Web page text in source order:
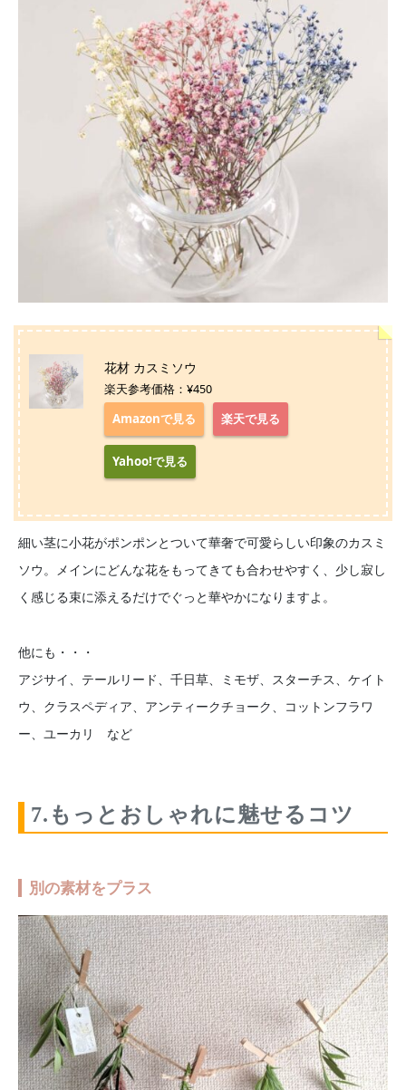
花材 カスミソウ
楽天参考価格：¥450
Amazonで見る 楽天で見る
Yahoo!で見る
細い茎に小花がポンポンとついて華奢で可愛らしい印象のカスミ
ソウ。メインにどんな花をもってきても合わせやすく、少し寂し
く感じる束に添えるだけでぐっと華やかになりますよ。
他にも・・・
アジサイ、テールリード、千日草、ミモザ、スターチス、ケイト
ウ、クラスペディア、アンティークチョーク、コットンフラワ
ー、ユーカリ など
7.もっとおしゃれに魅せるコツ
別の素材をプラス